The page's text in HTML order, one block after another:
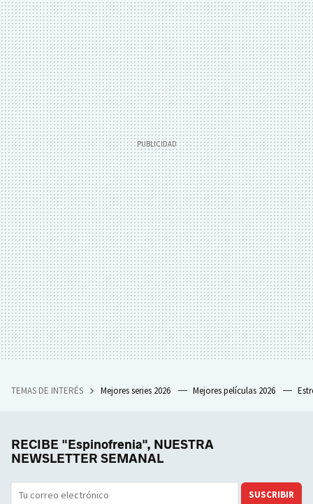
TEMAS DE INTERÉS Mejores series 2026 Mejores películas 2026
RECIBE "Espinofrenia", NUESTRA
NEWSLETTER SEMANAL
SUSCRIBIR